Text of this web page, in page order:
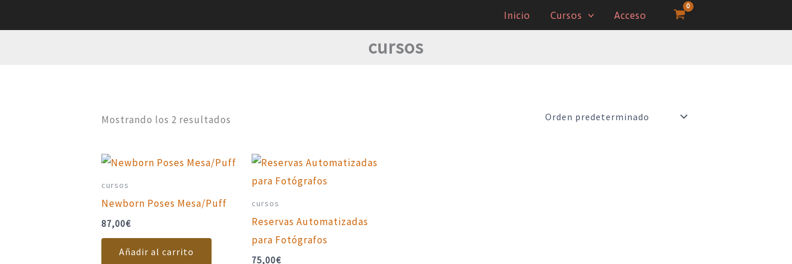
Inicio Cursos Acceso
cursos
Mostrando los 2 resultados
cursos
Newborn Poses Mesa/Puff
87,00€
Añadir al carrito
cursos
Reservas Automatizadas
para Fotógrafos
75,00€